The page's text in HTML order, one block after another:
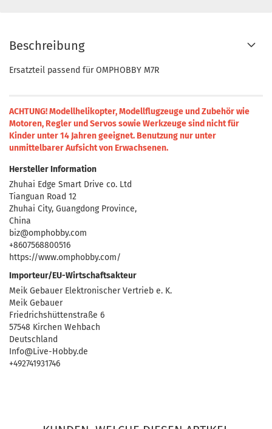
Beschreibung
Ersatzteil passend für OMPHOBBY M7R
ACHTUNG! Modellhelikopter, Modellflugzeuge und Zubehör wie
Motoren, Regler und Servos sowie Werkzeuge sind nicht für
Kinder unter 14 Jahren geeignet. Benutzung nur unter
unmittelbarer Aufsicht von Erwachsenen.
Hersteller Information
Zhuhai Edge Smart Drive co. Ltd
Tianguan Road 12
Zhuhai City, Guangdong Province,
China
biz@omphobby.com
+8607568800516
https://www.omphobby.com/
Importeur/EU-Wirtschaftsakteur
Meik Gebauer Elektronischer Vertrieb e. K.
Meik Gebauer
Friedrichshüttenstraße 6
57548 Kirchen Wehbach
Deutschland
Info@Live-Hobby.de
+492741931746